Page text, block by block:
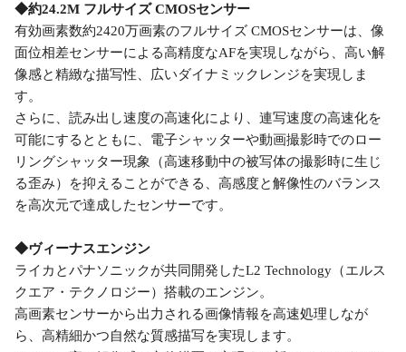
◆約24.2M フルサイズ CMOSセンサー
有効画素数約2420万画素のフルサイズ CMOSセンサーは、像
面位相差センサーによる高精度なAFを実現しながら、高い解
像感と精緻な描写性、広いダイナミックレンジを実現しま
す。
さらに、読み出し速度の高速化により、連写速度の高速化を
可能にするとともに、電子シャッターや動画撮影時でのロー
リングシャッター現象（高速移動中の被写体の撮影時に生じ
る歪み）を抑えることができる、高感度と解像性のバランス
を高次元で達成したセンサーです。
◆ヴィーナスエンジン
ライカとパナソニックが共同開発したL2 Technology（エルス
クエア・テクノロジー）搭載のエンジン。
高画素センサーから出力される画像情報を高速処理しなが
ら、高精細かつ自然な質感描写を実現します。